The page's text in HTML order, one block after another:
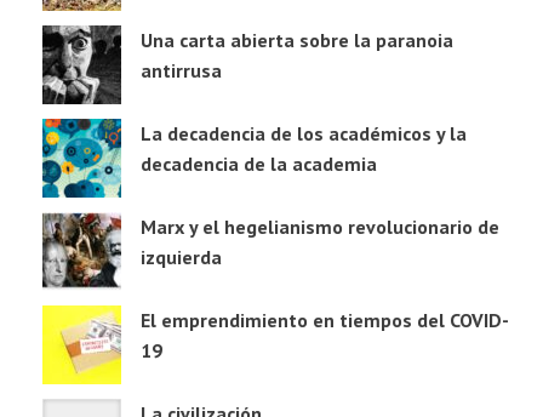
Una carta abierta sobre la paranoia
antirrusa
La decadencia de los académicos y la
decadencia de la academia
Marx y el hegelianismo revolucionario de
izquierda
El emprendimiento en tiempos del COVID-
19